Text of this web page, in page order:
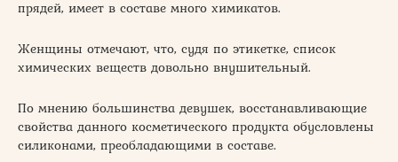
прядей, имеет в составе много химикатов.
Женщины отмечают, что, судя по этикетке, список
химических веществ довольно внушительный.
По мнению большинства девушек, восстанавливающие
свойства данного косметического продукта обусловлены
силиконами, преобладающими в составе.